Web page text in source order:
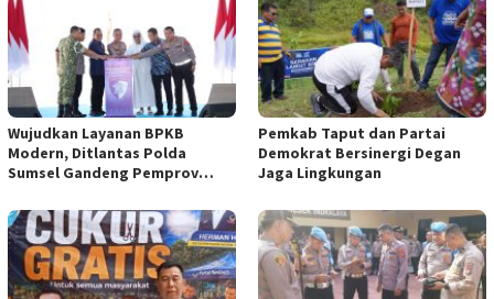
Wujudkan Layanan BPKB
Modern, Ditlantas Polda
Sumsel Gandeng Pemprov
Pemkab Taput dan Partai
Demokrat Bersinergi Degan
Jaga Lingkungan